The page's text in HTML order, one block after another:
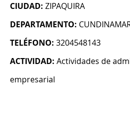
CIUDAD: ZIPAQUIRA
DEPARTAMENTO:
TELÉFONO: 3204548143
ACTIVIDAD: Actividades de
empresarial